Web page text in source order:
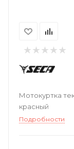
Мотокуртка
красный
Подробности